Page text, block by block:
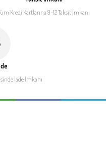
Kredi Kartlarına 9-12Taksit İmkanı
İade İmkanı